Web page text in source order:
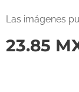
Las imágenes
23.85